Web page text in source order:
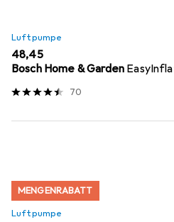
Luftpumpe
EUR
48,45
Bosch Home & Garden
70
MENGENRABATT
Luftpumpe